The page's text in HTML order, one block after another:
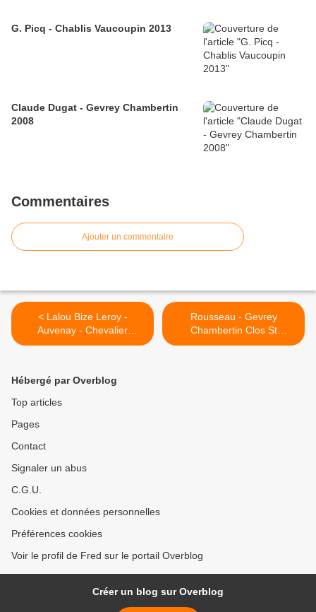
G. Picq - Chablis Vaucoupin 2013
Claude Dugat - Gevrey Chambertin
2008
Commentaires
Ajouter un commentaire
< Lalou Bize Leroy -
Auvenay - Chevalier
Montrachet 2001
Rousseau - Gevrey
Chambertin Clos St
Jacques 2007 >
Hébergé par Overblog
Top articles
Pages
Contact
Signaler un abus
C.G.U.
Cookies et données personnelles
Préférences cookies
Voir le profil de Fred sur le portail Overblog
Créer un blog sur Overblog